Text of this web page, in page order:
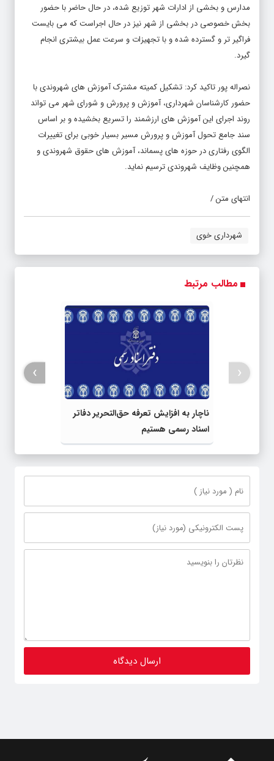
مدارس و بخشی از ادارات شهر توزیع شده، در حال حاضر با حضور
بخش خصوصی در بخشی از شهر نیز در حال اجراست که می بایست
فراگیر تر و گسترده شده و با تجهیزات و سرعت عمل بیشتری انجام
گیرد.
نصراله پور تاکید کرد: تشکیل کمیته مشترک آموزش های شهروندی با
حضور کارشناسان شهرداری، آموزش و پرورش و شورای شهر می تواند
روند اجرای این آموزش های ارزشمند را تسریع بخشیده و بر اساس
سند جامع تحول آموزش و پرورش مسیر بسیار خوبی برای تغییرات
الگوی رفتاری در حوزه های پسماند، آموزش های حقوق شهروندی و
همچنین وظایف شهروندی ترسیم نماید.
انتهای متن /
شهرداری خوی
مطالب مرتبط
ناچار به افزایش تعرفه حق‌التحریر دفاتر
اسناد رسمی هستیم
‹
›